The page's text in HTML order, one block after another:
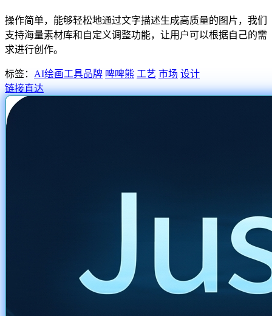
操作简单，能够轻松地通过文字描述生成高质量的图片，我们
支持海量素材库和自定义调整功能，让用户可以根据自己的需
求进行创作。
标签： AI绘画工具品牌 啤啤熊 工艺 市场 设计
链接直达